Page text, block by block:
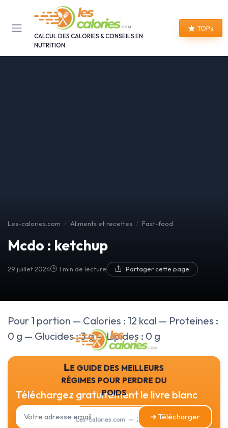
CALCUL DES CALORIES & CONSEILS EN
NUTRITION
TOPs
Les-calories.com Aliments et recettes Fast-food
Mcdo : ketchup
29 juillet 2024 1 min de lecture Partager cette page
Pour 1 portion — Calories : 12 kcal — Proteines :
0 g — Glucides : 3 g — Lipides : 0 g
Le guide des meilleurs
régimes pour perdre du
poids
Les-calories.com — 2026
Téléchargez gratuitement le livre blanc
➔ Télécharger
Panneau de gestion des cookies